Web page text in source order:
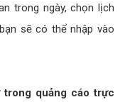
trong ngày, chọn lịch
sẽ có thể nhập vào
trong quảng cáo trực